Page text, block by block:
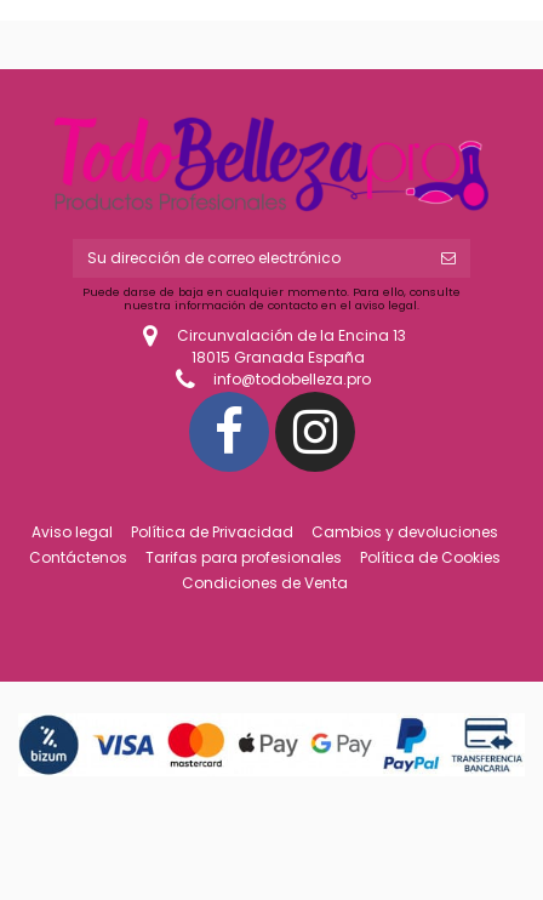
Puede darse de baja en cualquier momento. Para ello, consulte
nuestra información de contacto en el aviso legal.
Circunvalación de la Encina 13
18015 Granada España
info@todobelleza.pro
Aviso legal Política de Privacidad
Cambios y devoluciones
Contáctenos
Tarifas para profesionales
Política de Cookies
Condiciones de Venta